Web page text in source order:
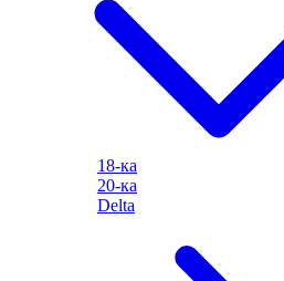
18-ка
20-ка
Delta